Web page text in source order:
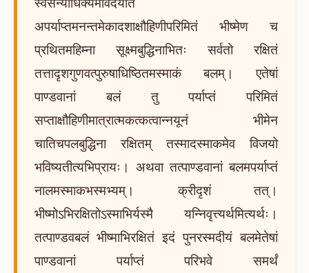
अपर्याप्तमनन्तमेकादशाक्षौहिणीपरिमितं भीष्मेण च
प्रथितमहिम्ना सूक्ष्मबुद्धिनाभितः सर्वतो रक्षितं
तत्तादृशगुणवत्पुरुषाधिष्ठितमस्माकं बलम्। एतेषां
पाण्डवानां बलं तु पर्याप्तं परिमितं
सप्ताक्षौहिणीमात्रात्मकत्कत्वान्नयूनं भीमेन
चातिचपलबुद्धिना रक्षितम् तस्मादस्माकमेव विजयो
भविष्यतीत्यभिप्रायः। अथवा तत्पाण्डवानां बलमपर्याप्तं
नालमस्माकभस्मभ्यम्। क्रीदृशं तत्।
भीष्मोऽभिरक्षितोऽस्माभिर्यस्मै यन्निवृत्त्यर्थमित्यर्थः।
तत्पाण्डवबलं भीष्माभिरक्षितं इदं पुनरस्मदीयं बलमेतेषां
पाण्डवानां पर्याप्तं परिभवे समर्थं